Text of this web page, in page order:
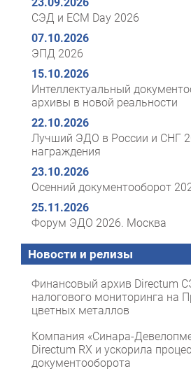
23.09.2026
СЭД и ECM Day 2026
07.10.2026
ЭПД 2026
15.10.2026
Интеллектуальный
архивы в новой реальности
22.10.2026
Лучший ЭДО в России и СНГ
награждения
23.10.2026
Осенний документооборот
25.11.2026
Форум ЭДО 2026. Москва
Новости и релизы
Финансовый архив Directum
налогового мониторинга на
цветных металлов
Компания «Синара-
Directum RX и ускорила
документооборота